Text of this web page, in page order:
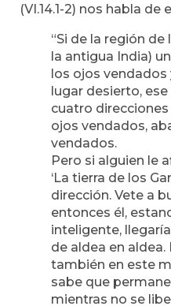
(VI.14.1-2) nos habla de
“Si de la región
la antigua India)
los ojos
lugar desierto,
cuatro
ojos vendados,
vendados.
Pero si alguien le
‘La tierra de los
dirección. Vete a
entonces él,
inteligente,
de aldea en
también en este
sabe que
mientras no se